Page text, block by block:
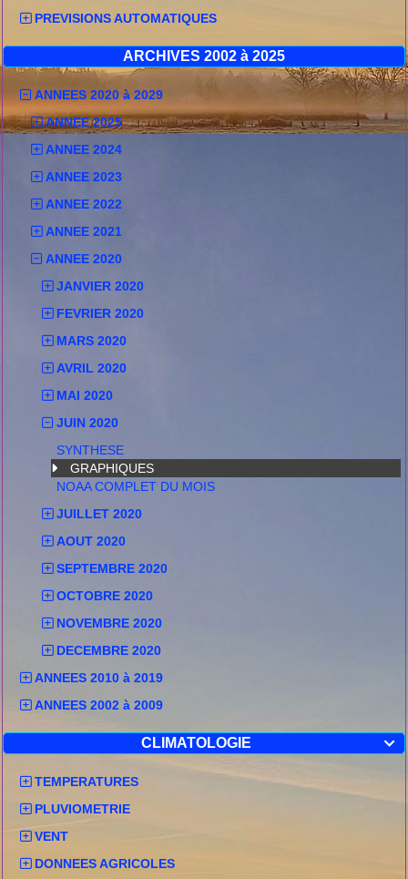
PREVISIONS AUTOMATIQUES
ARCHIVES 2002 à 2025
ANNEES 2020 à 2029
ANNEE 2025
ANNEE 2024
ANNEE 2023
ANNEE 2022
ANNEE 2021
ANNEE 2020
JANVIER 2020
FEVRIER 2020
MARS 2020
AVRIL 2020
MAI 2020
JUIN 2020
SYNTHESE
GRAPHIQUES
NOAA COMPLET DU MOIS
JUILLET 2020
AOUT 2020
SEPTEMBRE 2020
OCTOBRE 2020
NOVEMBRE 2020
DECEMBRE 2020
ANNEES 2010 à 2019
ANNEES 2002 à 2009

CLIMATOLOGIE
TEMPERATURES
PLUVIOMETRIE
VENT
DONNEES AGRICOLES